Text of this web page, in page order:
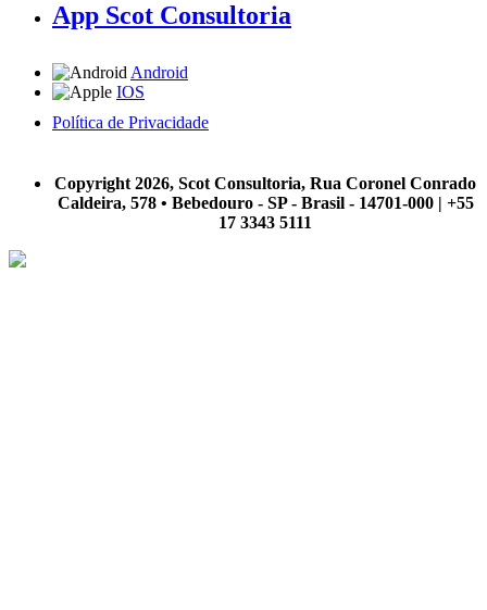
App Scot Consultoria
Android
IOS
Política de Privacidade
Copyright 2026, Scot Consultoria, Rua Coronel Conrado
Caldeira, 578 • Bebedouro - SP - Brasil - 14701-000 | +55
17 3343 5111